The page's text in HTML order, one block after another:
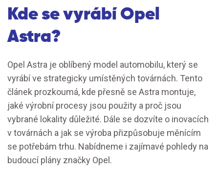
Kde se vyrábí Opel
Astra?
Opel Astra je oblíbený model automobilu, který se
vyrábí ve strategicky umístěných továrnách. Tento
článek prozkoumá, kde přesně se Astra montuje,
jaké výrobní procesy jsou použity a proč jsou
vybrané lokality důležité. Dále se dozvíte o inovacích
v továrnách a jak se výroba přizpůsobuje měnícím
se potřebám trhu. Nabídneme i zajímavé pohledy na
budoucí plány značky Opel.